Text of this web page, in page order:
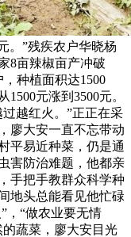
。”残疾农户华晓杨
8亩辣椒亩产冲破
种植面积达1500
元涨到3500元。
越红火。”正正在采
廖大安一直不忘带动
平易近种菜，仍是通
害防治难题，他都亲
手把手教群众科学种
地头总能看见他忙碌
，“做农业要无情
蔬菜，廖大安目光